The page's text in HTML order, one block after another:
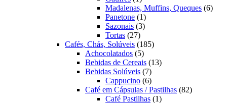
produto
Madalenas, Muffins, Queques 66
Panetone 11
produto
Sazonais 33
Tortas 2727
produtos
Cafés, Chás, Solúveis 185185
Achocolatados 55
produtos
Bebidas de Cereais 1313
Bebidas Solúveis 77
produtos
Cappucino 66
produtos
Café em Cápsulas / Pastilhas 8282
Café Pastilhas 11